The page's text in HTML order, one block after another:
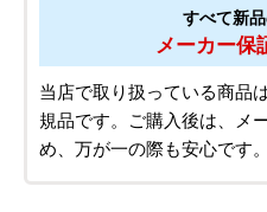
すべて新
メーカー保
当店で取り扱っている商品
規品です。ご購入後は、メ
め、万が一の際も安心です。